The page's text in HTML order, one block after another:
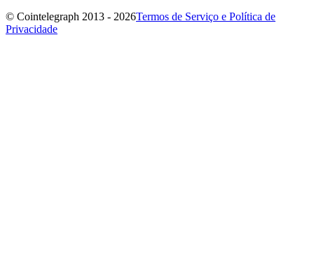
© Cointelegraph 2013 - 2026Termos de Serviço e Política de
Privacidade